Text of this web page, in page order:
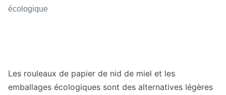
écologique
Les rouleaux de papier de nid de miel et les
emballages écologiques sont des alternatives légères